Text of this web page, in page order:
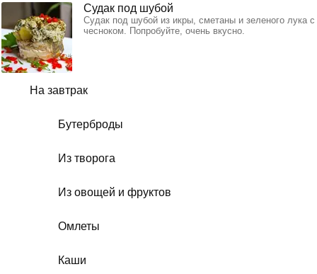
На завтрак
Бутерброды
Из творога
Из овощей и фруктов
Омлеты
Каши
Судак под шубой
Судак под шубой из икры, сметаны и зеленого лука с
чесноком. Попробуйте, очень вкусно.